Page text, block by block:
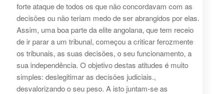
forte ataque de todos os que não concordavam com as
decisões ou não teriam medo de ser abrangidos por elas.
Assim, uma boa parte da elite angolana, que tem receio
de ir parar a um tribunal, começou a criticar ferozmente
os tribunais, as suas decisões, o seu funcionamento, a
sua independência. O objetivo destas atitudes é muito
simples: deslegitimar as decisões judiciais.,
desvalorizando o seu peso. A isto juntam-se as